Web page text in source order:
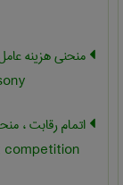
منحنی هزینه
اتمام رقابت ،